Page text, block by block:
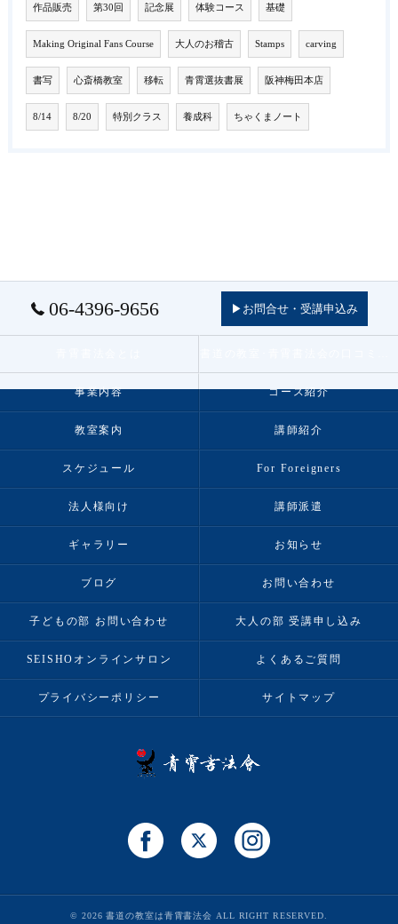
作品販売 第30回 記念展 体験コース 基礎
Making Original Fans Course 大人のお稽古 Stamps carving
書写 心斎橋教室 移転 青霄選抜書展 阪神梅田本店
8/14 8/20 特別クラス 養成科 ちゃくまノート
06-4396-9656 ▶お問合せ・受講申込み
事業内容 コース紹介
教室案内 講師紹介
スケジュール For Foreigners
法人様向け 講師派遣
ギャラリー お知らせ
ブログ お問い合わせ
子どもの部 お問い合わせ 大人の部 受講申し込み
SEISHOオンラインサロン よくあるご質問
プライバシーポリシー サイトマップ
© 2026 書道の教室は青霄書法会 ALL RIGHT RESERVED.